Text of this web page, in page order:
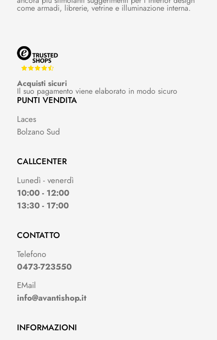
come armadi, librerie, vetrine e illuminazione interna.
Acquisti sicuri
Il suo pagamento viene elaborato in modo sicuro
PUNTI VENDITA
Laces
Bolzano Sud
CALLCENTER
Lunedì - venerdì
10:00 - 12:00
13:30 - 17:00
CONTATTO
Telefono
0473-723550
EMail
info@avantishop.it
INFORMAZIONI